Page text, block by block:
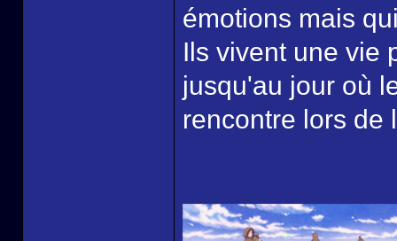
émotions mais
Ils vivent une vie
jusqu'au jour où
rencontre lors de